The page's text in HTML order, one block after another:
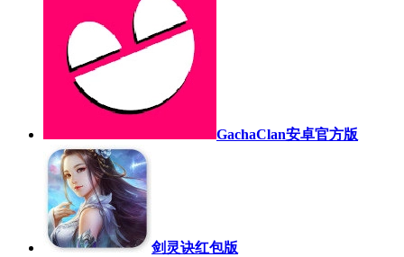
GachaClan安卓官方版
剑灵诀红包版